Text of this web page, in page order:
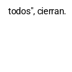
todos", cierran.